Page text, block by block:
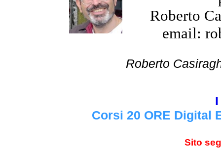
Roberto
email:
Roberto
Corsi 20 ORE Digital
Sito